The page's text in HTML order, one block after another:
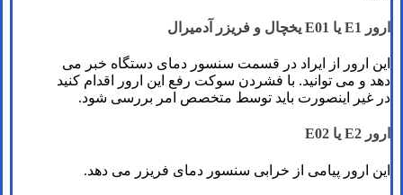
ارور E1 یا E01 یخچال و فریزر آدمیرال
این ارور از ایراد در قسمت سنسور دمای دستگاه خبر می
دهد و می توانید. با فشردن سوکت رفع این ارور اقدام کنید
در غیر اینصورت باید توسط متخصص امر بررسی شود.
ارور E2 یا E02
این ارور پیامی از خرابی سنسور دمای فریزر می دهد.